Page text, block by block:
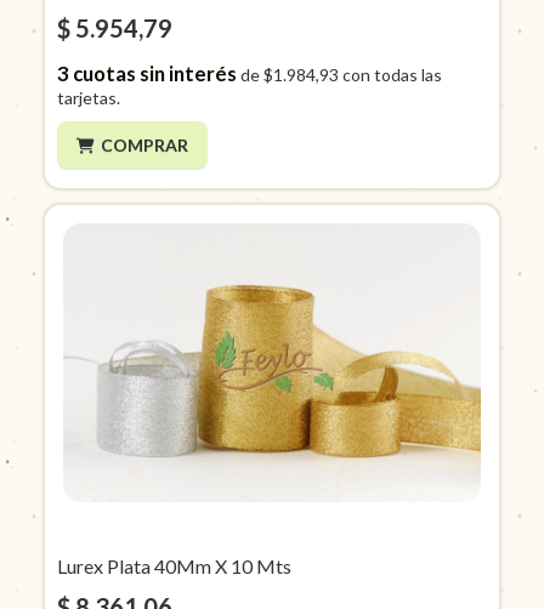
$ 5.954,79
3cuotas sin interés de$1.984,93 con todas las
tarjetas.
COMPRAR
Lurex Plata 40Mm X 10 Mts